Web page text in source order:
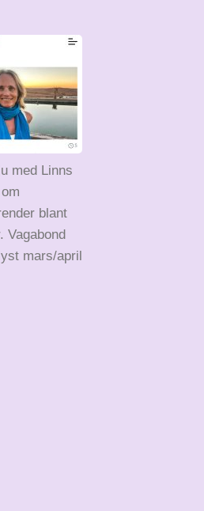
med Linns
blant
Vagabond
mars/april